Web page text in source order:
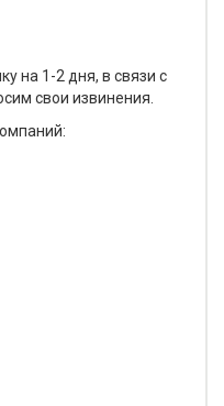
на 1-2 дня, в связи с
свои извинения.